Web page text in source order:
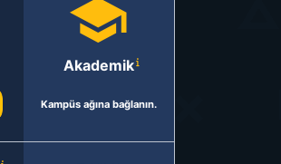
Akademik
Kampüs ağına bağlanın.